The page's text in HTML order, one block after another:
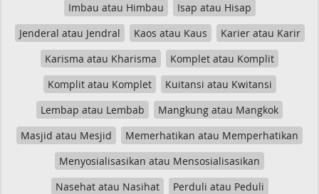
Imbau atau Himbau
Isap atau Hisap
Jenderal atau Jendral
Kaos atau Kaus
Karier atau Karir
Karisma atau Kharisma
Komplet atau Komplit
Komplit atau Komplet
Kuitansi atau Kwitansi
Lembap atau Lembab
Mangkung atau Mangkok
Masjid atau Mesjid
Memerhatikan atau Memperhatikan
Menyosialisasikan atau Mensosialisasikan
Nasehat atau Nasihat
Perduli atau Peduli